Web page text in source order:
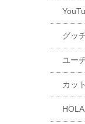
グッ
ユー
カッ
HOLA